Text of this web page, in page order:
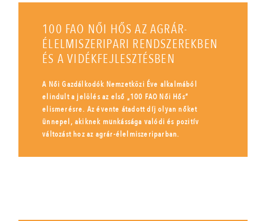
100 FAO NŐI HŐS AZ AGRÁR-
ÉLELMISZERIPARI RENDSZEREKBEN
ÉS A VIDÉKFEJLESZTÉSBEN
A Női Gazdálkodók Nemzetközi Éve alkalmából
elindult a jelölés az első „100 FAO Női Hős”
elismerésre. Az évente átadott díj olyan nőket
ünnepel, akiknek munkássága valódi és pozitív
változást hoz az agrár-élelmiszeriparban.